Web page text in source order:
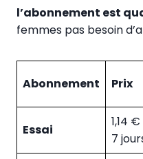
l’abonnement est
femmes pas besoin
Abonnement Prix
Essai
1,14
7